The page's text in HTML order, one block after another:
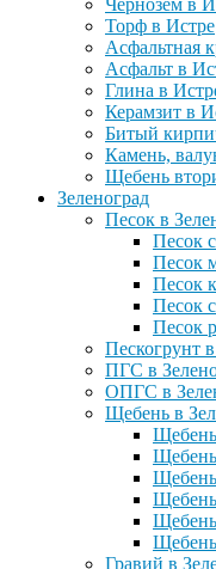
Торф в Истре
Асфальтная
Асфальт в
Глина в
Керамзит в
Битый
Камень,
Щебень
Зеленоград
Песок в
Песок
Песок
Песок
Песок
Песок
Пескогрунт
ПГС в
ОПГС в
Щебень в
Щебень
Щебень
Гравий в